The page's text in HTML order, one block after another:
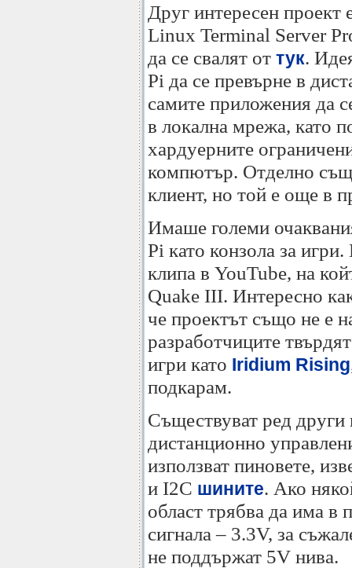
Друг интересен проект
Linux Terminal Server
да се свалят от тук.
Pi да се превърне в
самите приложения да
в локална мрежа, като
хардуерните
компютър. Отделно
клиент, но той е още в
Имаше големи
Pi като конзола за
клипа в YouTube, на
Quake III. Интересно
че проектът също не е
разработчиците
игри като Iridium Rising
подкарам.
Съществуват ред други
дистанционно
използват пиновете,
и I2C шините. Ако
област трябва да има в
сигнала – 3.3V, за
не поддържат 5V нива.